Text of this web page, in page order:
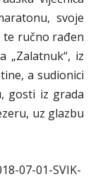
svoje
te ručno rađen
„Zalatnuk“, iz
a sudionici
gosti iz grada
uz glazbu
07-01-SVIK-